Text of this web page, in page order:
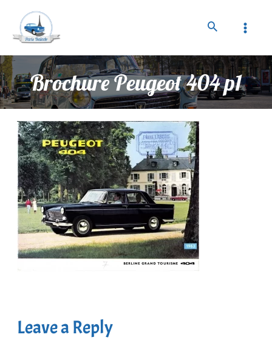
Brochure Peugeot 404 p1
Leave a Reply